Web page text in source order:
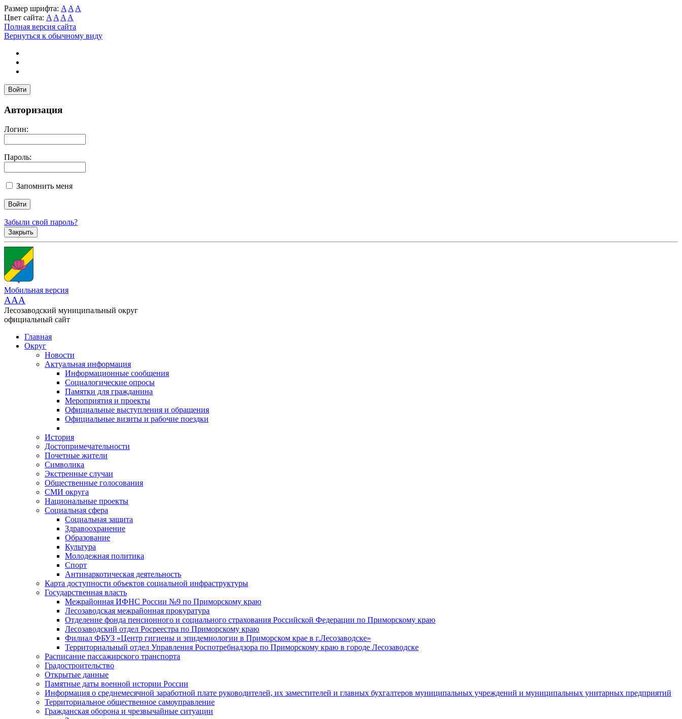
Размер шрифта: A A A
Цвет сайта: A A A A
Полная версия сайта
Вернуться к обычному виду
Войти
Авторизация
Логин:
Пароль:
Запомнить меня
Забыли свой пароль?
Закрыть
Мобильная версия
AAA
Лесозаводский муниципальный округ
официальный сайт
Главная
Округ
Новости
Актуальная информация
Информационные сообщения
Социалогические опросы
Памятки для гражданина
Мероприятия и проекты
Официальные выступления и обращения
Официальные визиты и рабочие поездки
История
Достопримечательности
Почетные жители
Символика
Экстренные случаи
Общественные голосования
СМИ округа
Национальные проекты
Социальная сфера
Социальная защита
Здравоохранение
Образование
Культура
Молодежная политика
Спорт
Антинаркотическая деятельность
Карта доступности объектов социальной инфраструктуры
Государственная власть
Межрайонная ИФНС России №9 по Приморскому краю
Лесозаводская межрайонная прокуратура
Отделение фонда пенсионного и социального страхования Российской Федерации по Приморскому краю
Лесозаводский отдел Росреестра по Приморскому краю
Филиал ФБУЗ «Центр гигиены и эпидемиологии в Приморском крае в г.Лесозаводске»
Территориальный отдел Управления Роспотребнадзора по Приморскому краю в городе Лесозаводске
Расписание пассажирского транспорта
Градостроительство
Открытые данные
Памятные даты военной истории России
Информация о среднемесячной заработной плате руководителей, их заместителей и главных бухгалтеров муниципальных учреждений и муниципальных унитарных предприятий
Территориальное общественное самоуправление
Гражданская оборона и чрезвычайные ситуации